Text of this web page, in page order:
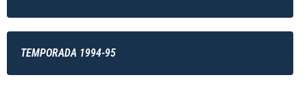
TEMPORADA 1994-95